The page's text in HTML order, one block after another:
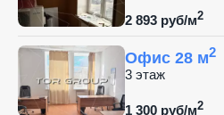
2 893 руб/м2
Офис 28 м2
3 этаж
1 300 руб/м2